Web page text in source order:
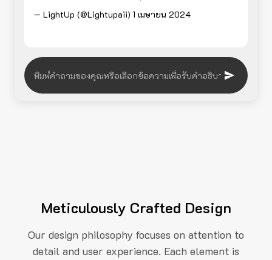
— LightUp (@Lightupaii) 1 เมษายน 2024
Meticulously Crafted Design
Our design philosophy focuses on attention to
detail and user experience. Each element is